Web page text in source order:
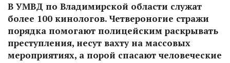
В УМВД по Владимирской области служат
более 100 кинологов. Четвероногие стражи
порядка помогают полицейским раскрывать
преступления, несут вахту на массовых
мероприятиях, а порой спасают человеческие